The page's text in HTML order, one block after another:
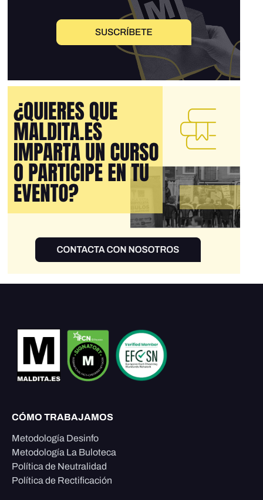
CÓMO TRABAJAMOS
Metodología Desinfo
Metodología La Buloteca
Política de Neutralidad
Política de Rectificación